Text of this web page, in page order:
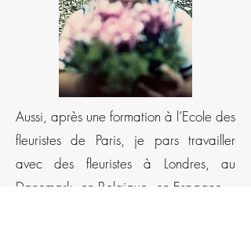
Aussi, après une formation à l’Ecole des
fleuristes de Paris, je pars travailler
avec des fleuristes à Londres, au
Danemark, en Belgique, en Espagne…